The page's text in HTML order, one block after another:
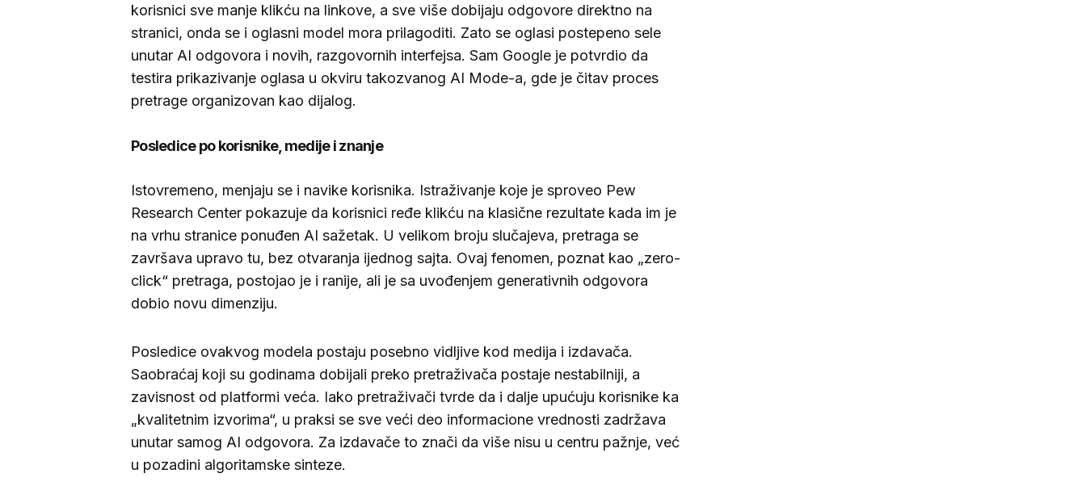
korisnici sve manje klikću na linkove, a sve više dobijaju odgovore direktno na
stranici, onda se i oglasni model mora prilagoditi. Zato se oglasi postepeno sele
unutar AI odgovora i novih, razgovornih interfejsa. Sam Google je potvrdio da
testira prikazivanje oglasa u okviru takozvanog AI Mode-a, gde je čitav proces
pretrage organizovan kao dijalog.
Posledice po korisnike, medije i znanje
Istovremeno, menjaju se i navike korisnika. Istraživanje koje je sproveo Pew
Research Center pokazuje da korisnici ređe klikću na klasične rezultate kada im je
na vrhu stranice ponuđen AI sažetak. U velikom broju slučajeva, pretraga se
završava upravo tu, bez otvaranja ijednog sajta. Ovaj fenomen, poznat kao „zero-
click“ pretraga, postojao je i ranije, ali je sa uvođenjem generativnih odgovora
dobio novu dimenziju.
Posledice ovakvog modela postaju posebno vidljive kod medija i izdavača.
Saobraćaj koji su godinama dobijali preko pretraživača postaje nestabilniji, a
zavisnost od platformi veća. Iako pretraživači tvrde da i dalje upućuju korisnike ka
„kvalitetnim izvorima“, u praksi se sve veći deo informacione vrednosti zadržava
unutar samog AI odgovora. Za izdavače to znači da više nisu u centru pažnje, već
u pozadini algoritamske sinteze.